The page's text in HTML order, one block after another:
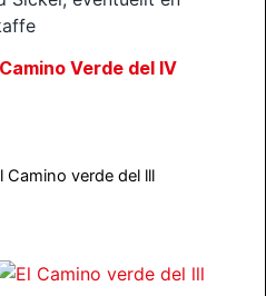
Verde del lV